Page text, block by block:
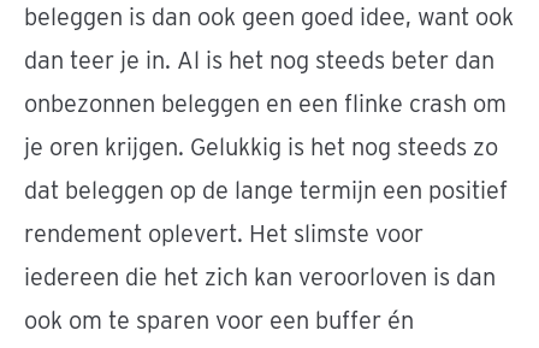
beleggen is dan ook geen goed idee, want ook
dan teer je in. Al is het nog steeds beter dan
onbezonnen beleggen en een flinke crash om
je oren krijgen. Gelukkig is het nog steeds zo
dat beleggen op de lange termijn een positief
rendement oplevert. Het slimste voor
iedereen die het zich kan veroorloven is dan
ook om te sparen voor een buffer én